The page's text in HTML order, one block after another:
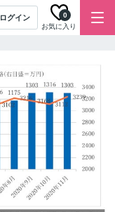
ログイン
お気に入り
0